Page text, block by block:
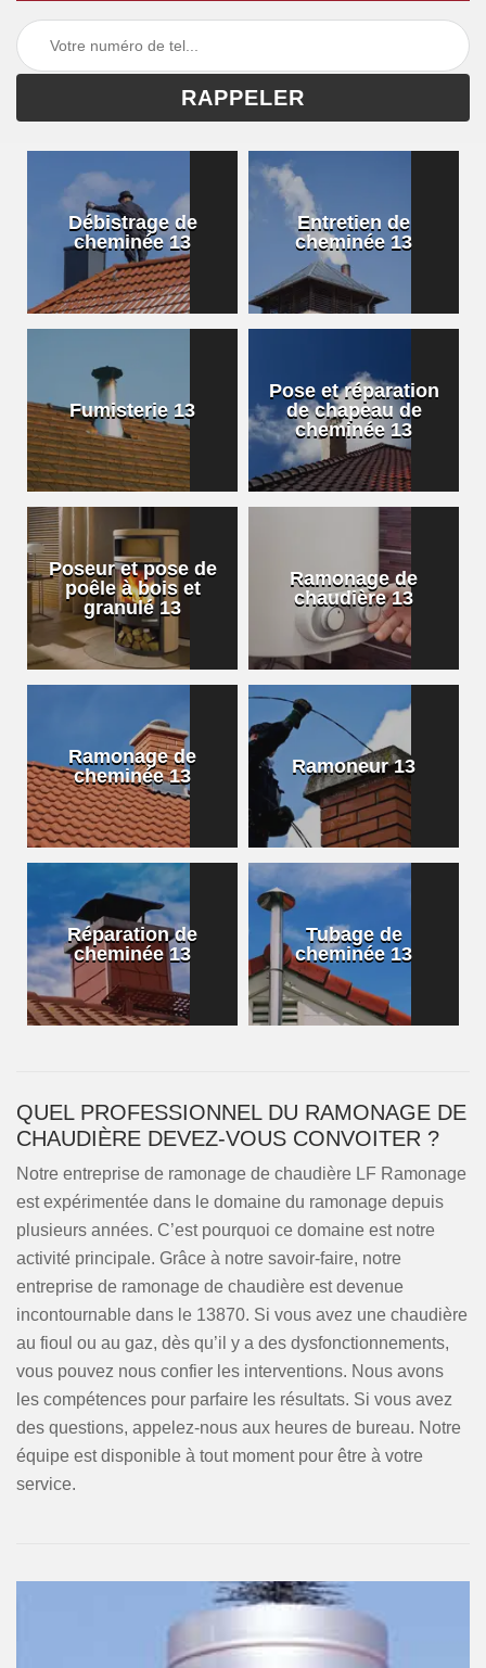
Débistrage de
cheminée 13
Entretien de
cheminée 13
Fumisterie 13
Pose et réparation
de chapeau de
cheminée 13
Poseur et pose de
poêle à bois et
granulé 13
Ramonage de
chaudière 13
Ramonage de
cheminée 13
Ramoneur 13
Réparation de
cheminée 13
Tubage de
cheminée 13
QUEL PROFESSIONNEL DU RAMONAGE DE
CHAUDIÈRE DEVEZ-VOUS CONVOITER ?
Notre entreprise de ramonage de chaudière LF Ramonage
est expérimentée dans le domaine du ramonage depuis
plusieurs années. C’est pourquoi ce domaine est notre
activité principale. Grâce à notre savoir-faire, notre
entreprise de ramonage de chaudière est devenue
incontournable dans le 13870. Si vous avez une chaudière
au fioul ou au gaz, dès qu’il y a des dysfonctionnements,
vous pouvez nous confier les interventions. Nous avons
les compétences pour parfaire les résultats. Si vous avez
des questions, appelez-nous aux heures de bureau. Notre
équipe est disponible à tout moment pour être à votre
service.